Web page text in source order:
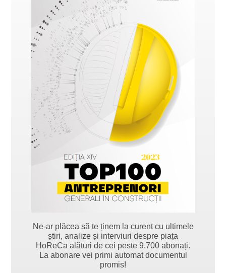
Ne-ar plăcea să te ținem la curent cu ultimele
știri, analize și interviuri despre piața
HoReCa alături de cei peste 9.700 abonați.
La abonare vei primi automat documentul
promis!